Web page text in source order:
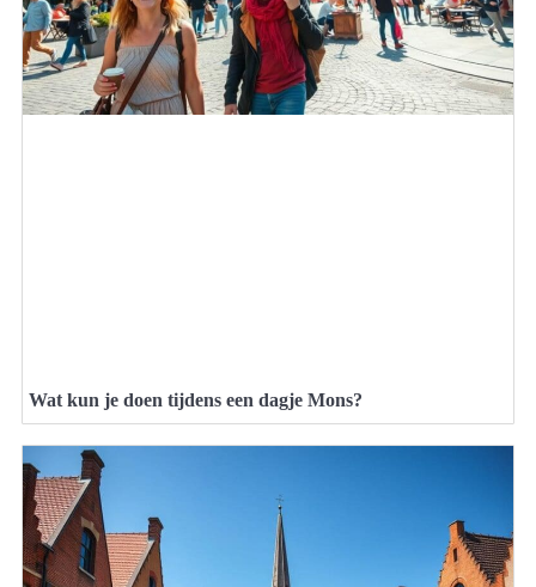
Wat kun je doen tijdens een dagje Mons?